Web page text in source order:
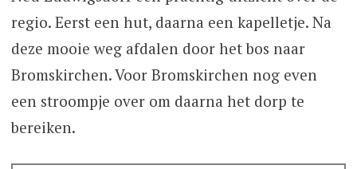
regio. Eerst een hut, daarna een kapelletje. Na
deze mooie weg afdalen door het bos naar
Bromskirchen. Voor Bromskirchen nog even
een stroompje over om daarna het dorp te
bereiken.